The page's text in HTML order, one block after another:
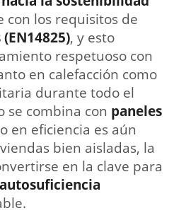
con los requisitos de
, y esto
respetuoso con
en calefacción como
durante todo el
se combina con paneles
en eficiencia es aún
bien aisladas, la
en la clave para
autosuficiencia